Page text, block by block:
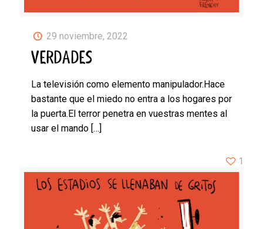
29 noviembre, 2022
VERDADES
La televisión como elemento manipulador.Hace
bastante que el miedo no entra a los hogares por
la puerta.El terror penetra en vuestras mentes al
usar el mando […]
1